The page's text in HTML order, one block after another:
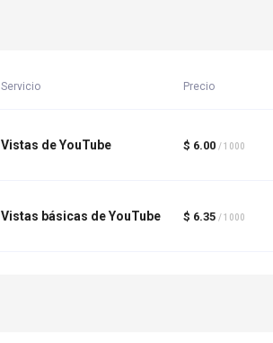
Servicio Precio
Vistas de YouTube $ 6.00 / 1000
Vistas básicas de YouTube $ 6.35 / 1000